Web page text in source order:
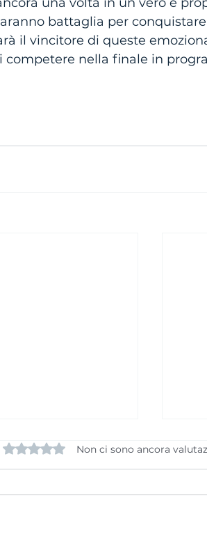
battaglia per
il vincitore di queste
competere nella finale in
Valutazione 0 stelle su 5.
Non ci sono ancora